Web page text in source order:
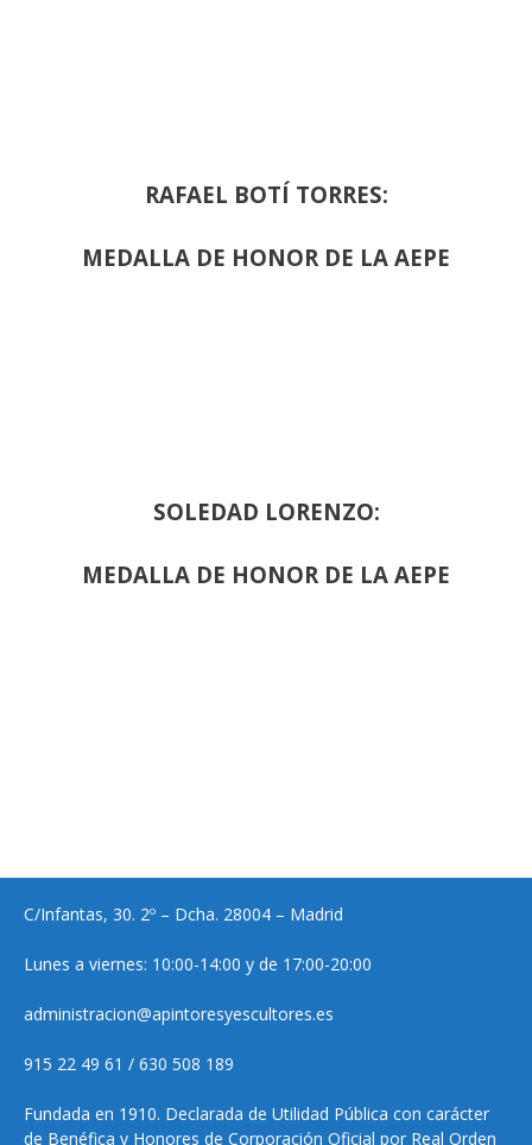
RAFAEL BOTÍ TORRES:
MEDALLA DE HONOR DE LA AEPE
SOLEDAD LORENZO:
MEDALLA DE HONOR DE LA AEPE
C/Infantas, 30. 2º – Dcha. 28004 – Madrid
Lunes a viernes: 10:00-14:00 y de 17:00-20:00
administracion@apintoresyescultores.es
915 22 49 61 / 630 508 189
Fundada en 1910. Declarada de Utilidad Pública con carácter
de Benéfica y Honores de Corporación Oficial por Real Orden